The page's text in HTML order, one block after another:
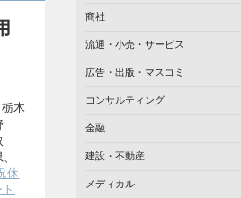
木
休
商社
流通・小売・サービス
広告・出版・マスコミ
コンサルティング
金融
建設・不動産
メディカル